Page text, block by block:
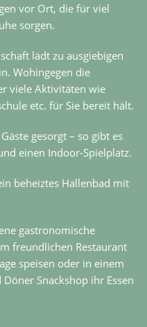
vor Ort, die für viel
sorgen.
lädt zu ausgiebigen
Wohingegen die
viele Aktivitäten wie
etc. für Sie bereit hält.
gesorgt – so gibt es
einen Indoor-Spielplatz.
beheiztes Hallenbad mit
gastronomische
freundlichen Restaurant
speisen oder in einem
Snackshop ihr Essen